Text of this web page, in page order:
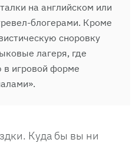
на английском или
блогерами. Кроме
сноровку
лагеря, где
в игровой форме
Куда бы вы ни